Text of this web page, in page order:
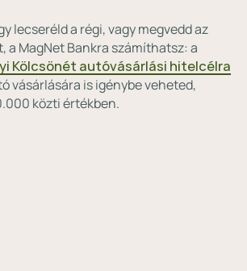
lecseréld a régi, vagy megvedd az
a MagNet Bankra számíthatsz: a
Kölcsönét autóvásárlási hitelcélra
vásárlására is igénybe veheted,
közti értékben.